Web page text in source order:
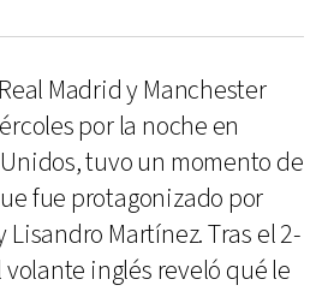
Madrid y Manchester
por la noche en
tuvo un momento de
fue protagonizado por
Martínez. Tras el 2-
volante inglés reveló qué le